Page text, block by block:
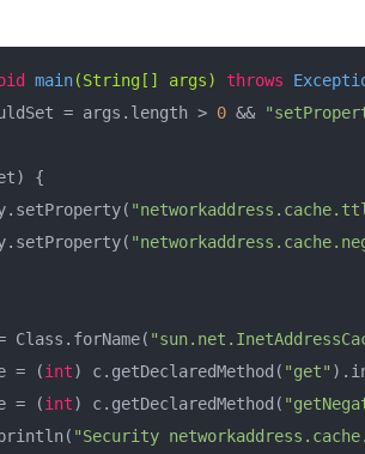
main(String[] args) throws
= args.length > 0 &&
{
Class.forName(
= (int) c.getDeclaredMethod( "get"
= (int) c.getDeclaredMethod(
"Security